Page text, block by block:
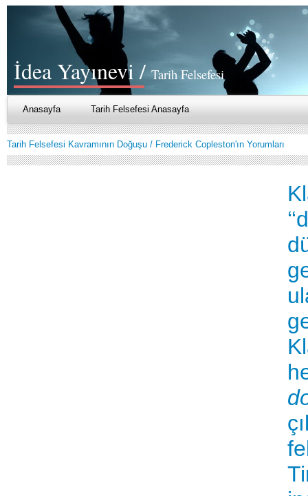
İdea Yayınevi /Tarih Felsefesi
Anasayfa Tarih Felsefesi Anasayfa
Tarih Felsefesi Kavramının Doğuşu / Frederick Copleston'ın Yorumları